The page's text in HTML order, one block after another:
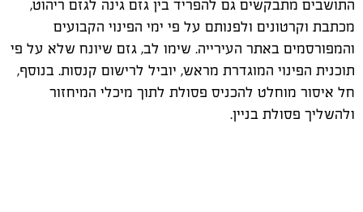
התושבים מתבקשים גם להפריד בין גזם גינה לגזם ריהוט,
מכתבת וקרטונים ולפנותם על פי ימי הפינוי הקבועים
והמפורסמים באתר העירייה. שימו לב, גזם שיונח שלא על פי
תוכנית הפינוי המוגדרת מראש, יוביל לרישום קנסות. בנוסף,
חל איסור מוחלט להכניס פסולת לתוך מיכלי המיחזור
ולהשליך פסולת בניין.